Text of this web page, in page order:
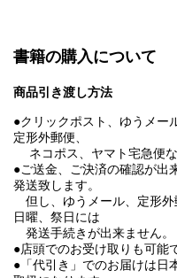
書籍の購入について
商品引き渡し方法
●クリックポスト、ゆうメー
定形外郵便、
ネコポス、ヤマト宅急便な
●ご送金、ご決済の確認が出
発送致します。
但し、ゆうメール、定形外
日曜、祭日には
発送手続きが出来ま
●店頭でのお受け取りも可能
●「代引き」でのお届けは日